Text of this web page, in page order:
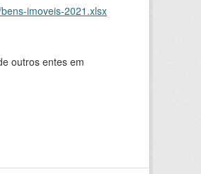
imoveis-2021.xlsx
outros entes em